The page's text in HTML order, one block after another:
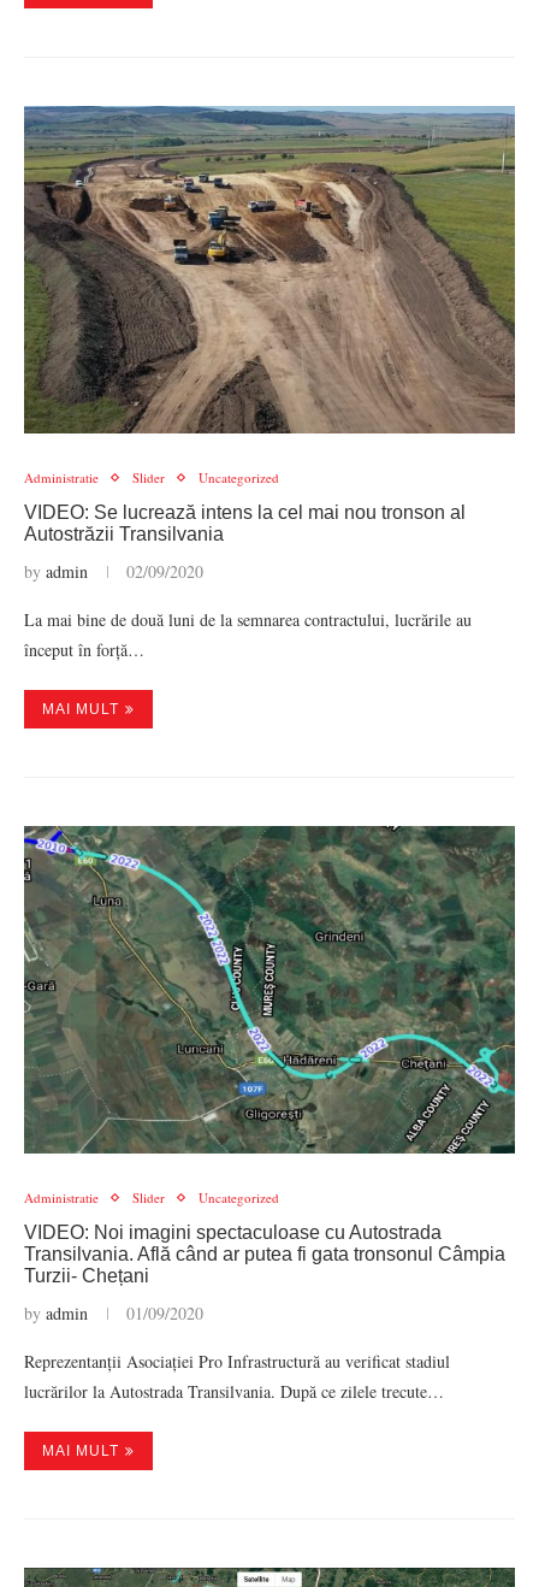
Administratie Slider Uncategorized
VIDEO: Se lucrează intens la cel mai nou tronson al
Autostrăzii Transilvania
by admin 02/09/2020
La mai bine de două luni de la semnarea contractului, lucrările au
început în forță…
MAI MULT
Administratie Slider Uncategorized
VIDEO: Noi imagini spectaculoase cu Autostrada
Transilvania. Află când ar putea fi gata tronsonul Câmpia
Turzii- Chețani
by admin 01/09/2020
Reprezentanții Asociației Pro Infrastructură au verificat stadiul
lucrărilor la Autostrada Transilvania. După ce zilele trecute…
MAI MULT